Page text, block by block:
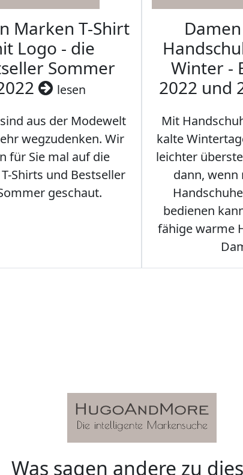
Marken T-Shirt
Logo - die
Sommer
lesen
aus der Modewelt
wegzudenken. Wir
für Sie mal auf die
Shirts und Bestseller
geschaut.
Winter -
2022 und
Mit
kalte
leichter
dann,
bedienen
fähige warme
Was sagen andere zu